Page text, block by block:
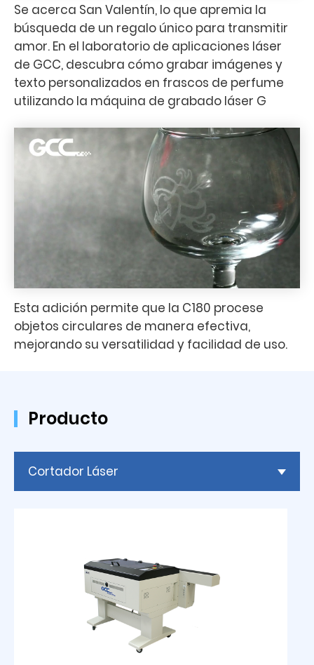
Se acerca San Valentín, lo que apremia la
búsqueda de un regalo único para transmitir
amor. En el laboratorio de aplicaciones láser
de GCC, descubra cómo grabar imágenes y
texto personalizados en frascos de perfume
utilizando la máquina de grabado láser G
Esta adición permite que la C180 procese
objetos circulares de manera efectiva,
mejorando su versatilidad y facilidad de uso.
Producto
Cortador Láser